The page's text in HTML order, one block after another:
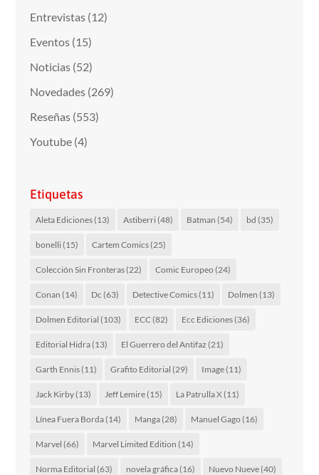
Entrevistas (12)
Eventos (15)
Noticias (52)
Novedades (269)
Reseñas (553)
Youtube (4)
Etiquetas
Aleta Ediciones(13) Astiberri(48) Batman (54) bd (35)
bonelli(15) Cartem Comics(25)
Colección Sin Fronteras(22) Comic Europeo (24)
Conan (14) Dc (63) Detective Comics(11) Dolmen (13)
Dolmen Editorial (103) ECC(82) Ecc Ediciones(36)
Editorial Hidra(13) El Guerrero del Antifaz (21)
Garth Ennis(11) Grafito Editorial (29) Image(11)
Jack Kirby(13) Jeff Lemire(15) La Patrulla X(11)
Línea Fuera Borda(14) Manga(28) Manuel Gago (16)
Marvel (66) Marvel Limited Edition (14)
Norma Editorial (63) novela gráfica(16) Nuevo Nueve(40)